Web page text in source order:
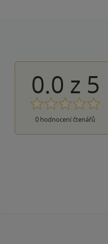
0.0 z 5
0 hodnocení čtenářů